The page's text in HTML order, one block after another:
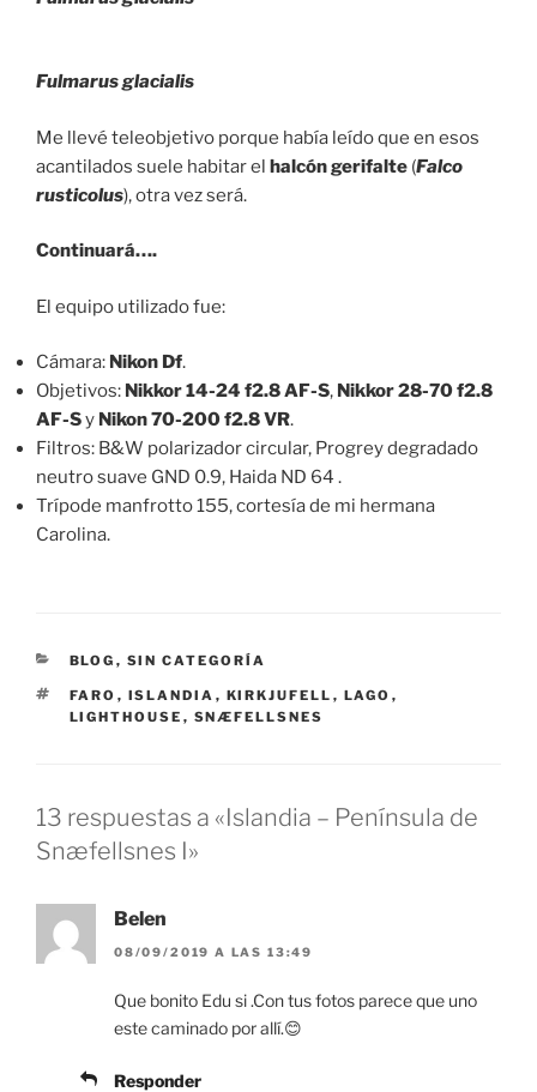
Fulmarus glacialis
Me llevé teleobjetivo porque había leído que en esos
acantilados suele habitar el halcón gerifalte (Falco
rusticolus), otra vez será.
Continuará….
El equipo utilizado fue:
Cámara: Nikon Df.
Objetivos: Nikkor 14-24 f2.8 AF-S, Nikkor 28-70 f2.8
AF-Sy Nikon 70-200 f2.8 VR.
Filtros: B&W polarizador circular, Progrey degradado
neutro suave GND 0.9, Haida ND 64 .
Trípode manfrotto 155, cortesía de mi hermana
Carolina.
CATEGORÍAS
BLOG , SIN CATEGORÍA
ETIQUETAS
FARO , ISLANDIA , KIRKJUFELL , LAGO ,
LIGHTHOUSE , SNÆFELLSNES
13 respuestas a «Islandia – Península de
Snæfellsnes I»
Belen
08/09/2019 A LAS 13:49
Que bonito Edu si .Con tus fotos parece que uno
este caminado por allí.😊
Responder